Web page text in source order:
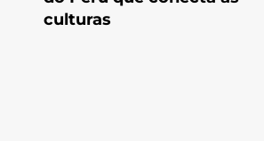
culturas